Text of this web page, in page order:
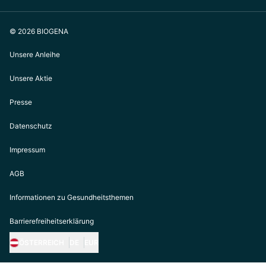
© 2026 BIOGENA
Unsere Anleihe
Unsere Aktie
Presse
Datenschutz
Impressum
AGB
Informationen zu Gesundheitsthemen
Barrierefreiheitserklärung
https://biogena.com/de-at